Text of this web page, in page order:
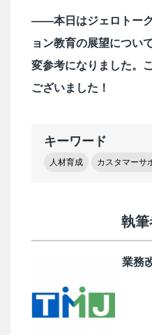
――本日はジェロトー
ョン教育の展望につい
変参考になりました。
ございました！
キーワード
人材育成 カスタマーサ
執
業務